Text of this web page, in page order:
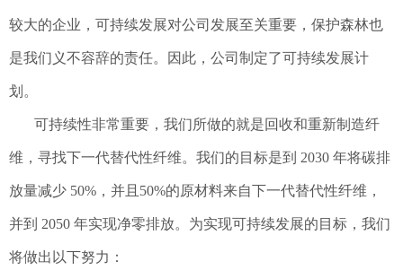
较大的企业，可持续发展对公司发展至关重要，保护森林也
是我们义不容辞的责任。因此，公司制定了可持续发展计
划。
可持续性非常重要，我们所做的就是回收和重新制造纤
维，寻找下一代替代性纤维。我们的目标是到 2030 年将碳排
放量减少 50%，并且50%的原材料来自下一代替代性纤维，
并到 2050 年实现净零排放。为实现可持续发展的目标，我们
将做出以下努力：